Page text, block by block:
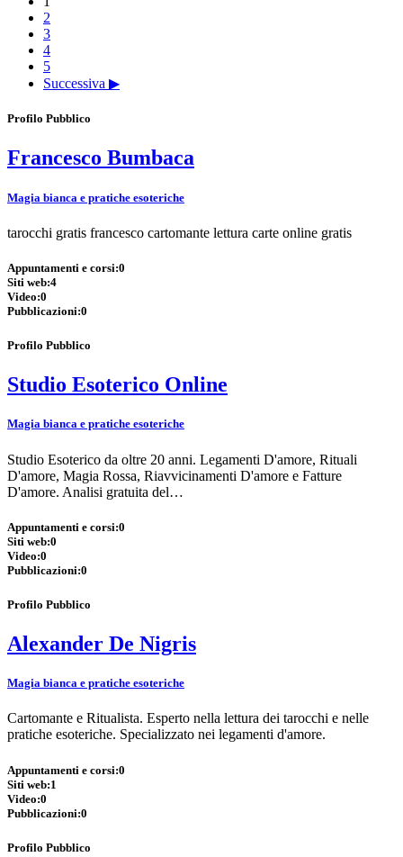
2
3
4
5
Successiva ▶
Profilo Pubblico
Francesco Bumbaca
Magia bianca e pratiche esoteriche
tarocchi gratis francesco cartomante lettura carte online gratis
Appuntamenti e corsi:0
Siti web:4
Video:0
Pubblicazioni:0
Profilo Pubblico
Studio Esoterico Online
Magia bianca e pratiche esoteriche
Studio Esoterico da oltre 20 anni. Legamenti D'amore, Rituali
D'amore, Magia Rossa, Riavvicinamenti D'amore e Fatture
D'amore. Analisi gratuita del…
Appuntamenti e corsi:0
Siti web:0
Video:0
Pubblicazioni:0
Profilo Pubblico
Alexander De Nigris
Magia bianca e pratiche esoteriche
Cartomante e Ritualista. Esperto nella lettura dei tarocchi e nelle
pratiche esoteriche. Specializzato nei legamenti d'amore.
Appuntamenti e corsi:0
Siti web:1
Video:0
Pubblicazioni:0
Profilo Pubblico